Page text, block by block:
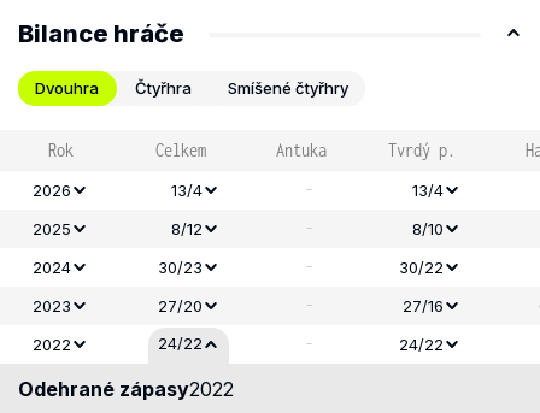
Bilance hráče
Dvouhra Čtyřhra Smíšené čtyřhry
Rok Celkem Antuka Tvrdý p.
2026 13/4 -
13/4
2025
8/12 -
8/10
2024
30/23 -
30/22
2023
27/20 - 27/16
2022
24/22 - 24/22
Odehrané zápasy2022